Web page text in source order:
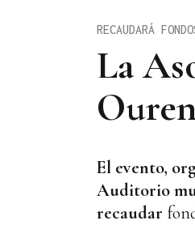
La
RECAUDARÁ
El evento,
Auditorio
recaudar